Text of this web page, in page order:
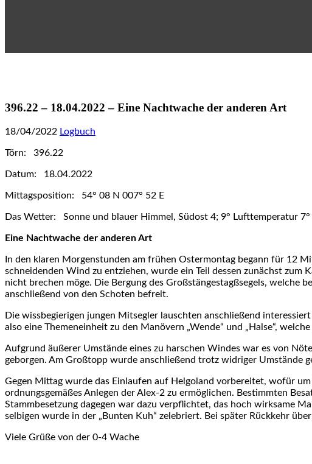
396.22 – 18.04.2022 – Eine Nachtwache der anderen Art
18/04/2022 Logbuch
Törn: 396.22
Datum: 18.04.2022
Mittagsposition: 54° 08 N 007° 52 E
Das Wetter: Sonne und blauer Himmel, Südost 4; 9° Lufttemperatur
Eine Nachtwache der anderen Art
In den klaren Morgenstunden am frühen Ostermontag begann für 12
schneidenden Wind zu entziehen, wurde ein Teil dessen zunächst zum
nicht brechen möge. Die Bergung des Großstängestagßsegels, welche
anschließend von den Schoten befreit.
Die wissbegierigen jungen Mitsegler lauschten anschließend
also eine Themeneinheit zu den Manövern „Wende“ und „Halse“,
Aufgrund äußerer Umstände eines zu harschen Windes war es von
geborgen. Am Großtopp wurde anschließend trotz widriger Umstände
Gegen Mittag wurde das Einlaufen auf Helgoland vorbereitet, wofür
ordnungsgemäßes Anlegen der Alex-2 zu ermöglichen. Bestimmten
Stammbesetzung dagegen war dazu verpflichtet, das hoch wirksame
selbigen wurde in der „Bunten Kuh“ zelebriert. Bei später Rückkehr
Viele Grüße von der 0-4 Wache